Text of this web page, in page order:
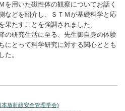
を用いた磁性体の観察についてお話く
などを紹介し、ＳＴＭが基礎科学と応
果たすことを強調されました。
の研究生活に至る、先生御自身の体験
にとって科学研究に対する関心ととも
た。
放射線安全管理学会)